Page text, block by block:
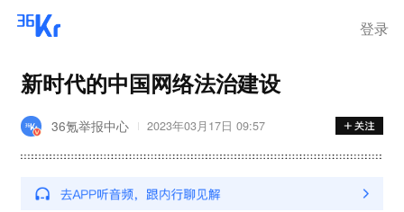
登录
新时代的中国网络法治建设
36氪举报中心 2023年03月17日 09:57